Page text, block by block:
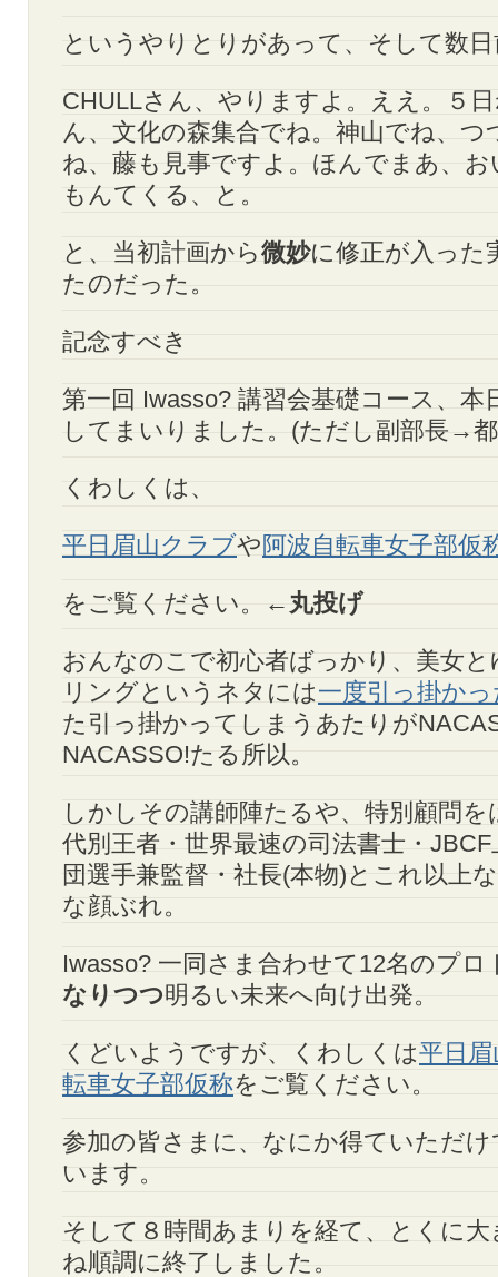
というやりとりがあって、そして数日
CHULLさん、やりますよ。ええ。５
ん、文化の森集合でね。神山でね、つ
ね、藤も見事ですよ。ほんでまあ、
もんてくる、と。
と、当初計画から微妙に修正が入った
たのだった。
記念すべき
第一回 Iwasso? 講習会基礎コース、本
してまいりました。(ただし副部長→
くわしくは、
平日眉山クラブや 阿波自転車女子部仮
をご覧ください。← 丸投げ
おんなのこで初心者ばっかり、美女
リングというネタには一度引っ掛か
た引っ掛かってしまうあたりが
NACASSO!たる所以。
しかしその講師陣たるや、特別顧問
代別王者・世界最速の司法書士・
団選手兼監督・社長(本物)とこれ以上
な顔ぶれ。
Iwasso? 一同さま合わせて12名のプロ
なりつつ明るい未来へ向け出発。
くどいようですが、くわしくは平日
転車女子部仮称をご覧ください。
参加の皆さまに、なにか得ていただ
います。
そして８時間あまりを経て、とくに
ね順調に終了しました。